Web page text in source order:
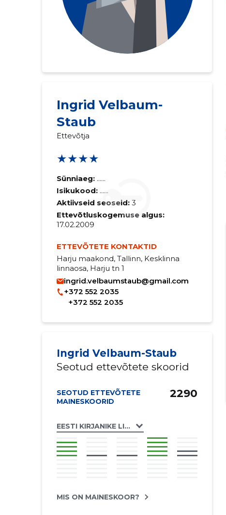
Ingrid Velbaum-
Staub
Ettevõtja
★★★★
Sünniaeg: ......
Isikukood: ......
Aktiivseid seoseid: 3
Ettevõtluskogemuse algus:
17.02.2009
ETTEVÕTETE KONTAKTID
Harju maakond, Tallinn, Kesklinna
linnaosa, Harju tn 1
ingrid.velbaumstaub@gmail.com
+372 552 2035
+372 552 2035
Ingrid Velbaum-Staub
Seotud ettevõtete skoorid
SEOTUD ETTEVÕTETE
MAINESKOORID
EESTI KIRJANIKE LIIT MTÜ
2290
MIS ON MAINESKOOR?